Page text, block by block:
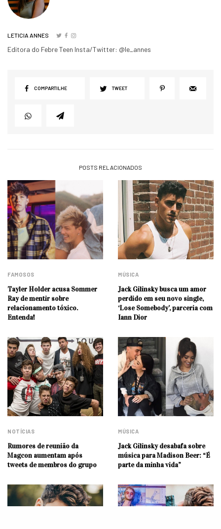
LETICIA ANNES
Editora do Febre Teen Insta/Twitter: @le_annes
COMPARTILHE TWEET
POSTS RELACIONADOS
FAMOSOS
Tayler Holder acusa Sommer
Ray de mentir sobre
relacionamento tóxico.
Entenda!
MÚSICA
Jack Gilinsky busca um amor
perdido em seu novo single,
‘Lose Somebody’, parceria com
Iann Dior
NOTÍCIAS
Rumores de reunião da
Magcon aumentam após
tweets de membros do grupo
MÚSICA
Jack Gilinsky desabafa sobre
música para Madison Beer: “É
parte da minha vida”